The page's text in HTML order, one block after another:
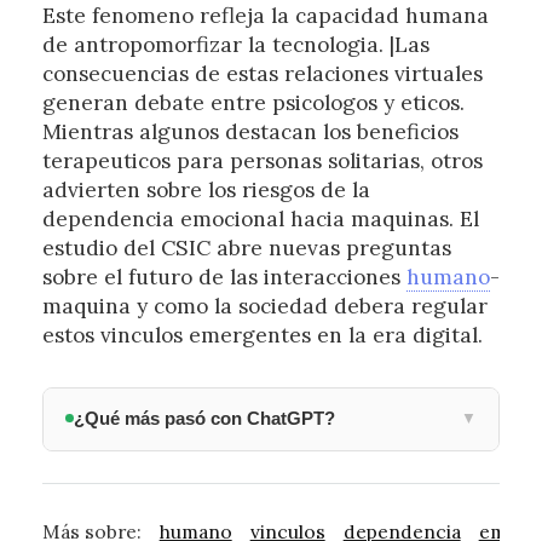
Este fenomeno refleja la capacidad humana
de antropomorfizar la tecnologia. |Las
consecuencias de estas relaciones virtuales
generan debate entre psicologos y eticos.
Mientras algunos destacan los beneficios
terapeuticos para personas solitarias, otros
advierten sobre los riesgos de la
dependencia emocional hacia maquinas. El
estudio del CSIC abre nuevas preguntas
sobre el futuro de las interacciones humano-
maquina y como la sociedad debera regular
estos vinculos emergentes en la era digital.
¿Qué más pasó con ChatGPT? ▼
Más sobre: humano vinculos dependencia